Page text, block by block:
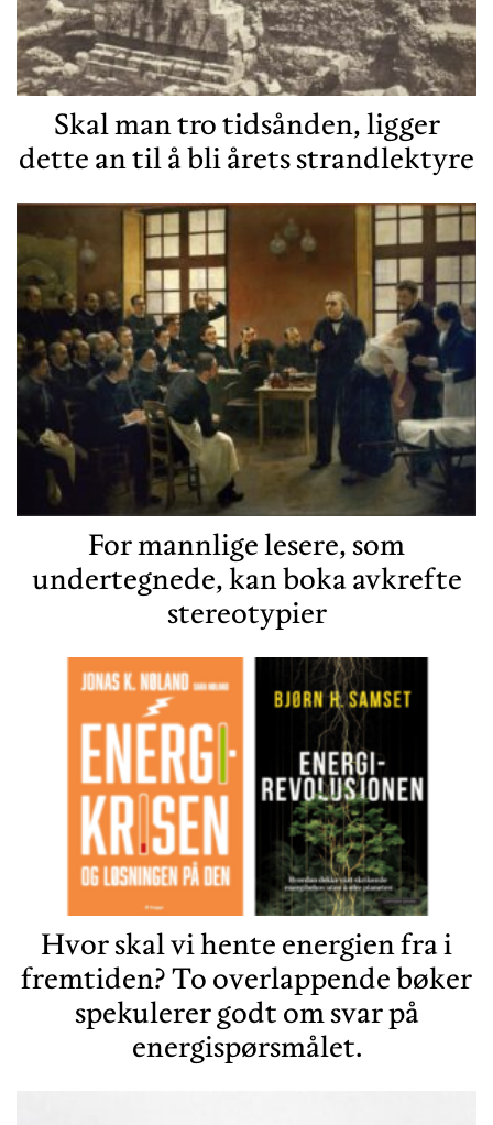
Skal man tro tidsånden, ligger
dette an til å bli årets strandlektyre
For mannlige lesere, som
undertegnede, kan boka avkrefte
stereotypier
Hvor skal vi hente energien fra i
fremtiden? To overlappende bøker
spekulerer godt om svar på
energispørsmålet.